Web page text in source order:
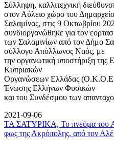
Σύλληψη, καλλιτεχνική
στον Αύλειο χώρο του
Σαλαμίνας, στις 9 Οκτωβρίου
συνδιοργανώθηκε για τον
των Σαλαμινίων από τον Δήμο
σύλλογο Απόλλωνος Ναός, με
την οργανωτική υποστήριξη της
Κυπριακών
Οργανώσεων Ελλάδας
Ένωσης Ελλήνων Φυσικών
και του Συνδέσμου των
2021-09-06
ΤΑ ΣΑΤΥΡΙΚΑ, Το πνεύμα του
φως της Ακρόπολης, από τον